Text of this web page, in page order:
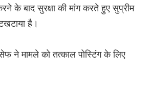
के बाद सुरक्षा की मांग करते हुए सुप्रीम
है।
ने मामले को तत्काल पोस्टिंग के लिए